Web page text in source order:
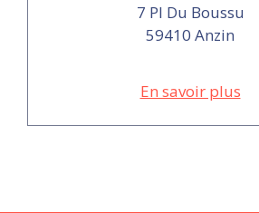
7 Pl Du Boussu
59410 Anzin
En savoir plus